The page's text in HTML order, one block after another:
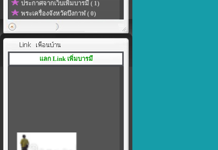
ประกาศจากเว็บเพิ่มบารมี ( 1)
พระเครื่องจังหวัดบึงกาฬ ( 0)
แลก Link เพิ่มบารมี